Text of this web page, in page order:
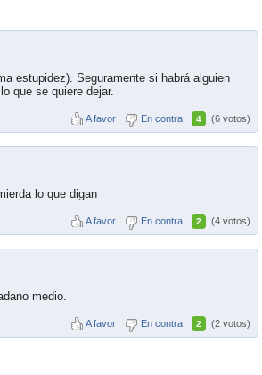
estupidez). Seguramente si habrá alguien
que se quiere dejar.
A favor En contra 4 (6 votos)
lo que digan
A favor En contra 2 (4 votos)
medio.
A favor En contra 2 (2 votos)